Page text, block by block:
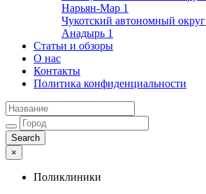
Нарьян-Мар 1
Чукотский автономный округ
Анадырь 1
Статьи и обзоры
О нас
Контакты
Политика конфиденциальности
×
Поликлиники